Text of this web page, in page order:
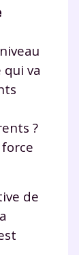
qui va
?
de